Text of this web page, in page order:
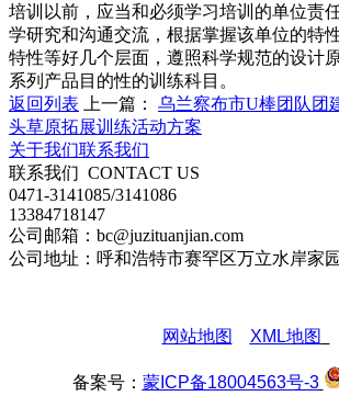
培训以前，应当和必须学习培训的单位责
学研究和沟通交流，根据掌握该单位的特
特性等好几个层面，遵照科学规范的设计
系列产品目的性的训练科目。
返回列表
上一篇： 乌兰察布市U棒团队团
头草原拓展训练活动方案
关于我们联系我们
联系我们 CONTACT US
0471-3141085/3141086
13384718147
公司邮箱：bc@juzituanjian.com
公司地址：呼和浩特市赛罕区万立水岸家
网站地图 XML地图
备案号： 蒙ICP备18004563号-3